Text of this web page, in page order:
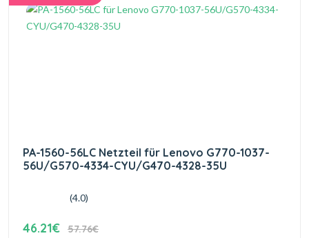
PA-1560-56LC Netzteil für Lenovo G770-1037-
56U/G570-4334-CYU/G470-4328-35U
(4.0)
46.21€ 57.76€